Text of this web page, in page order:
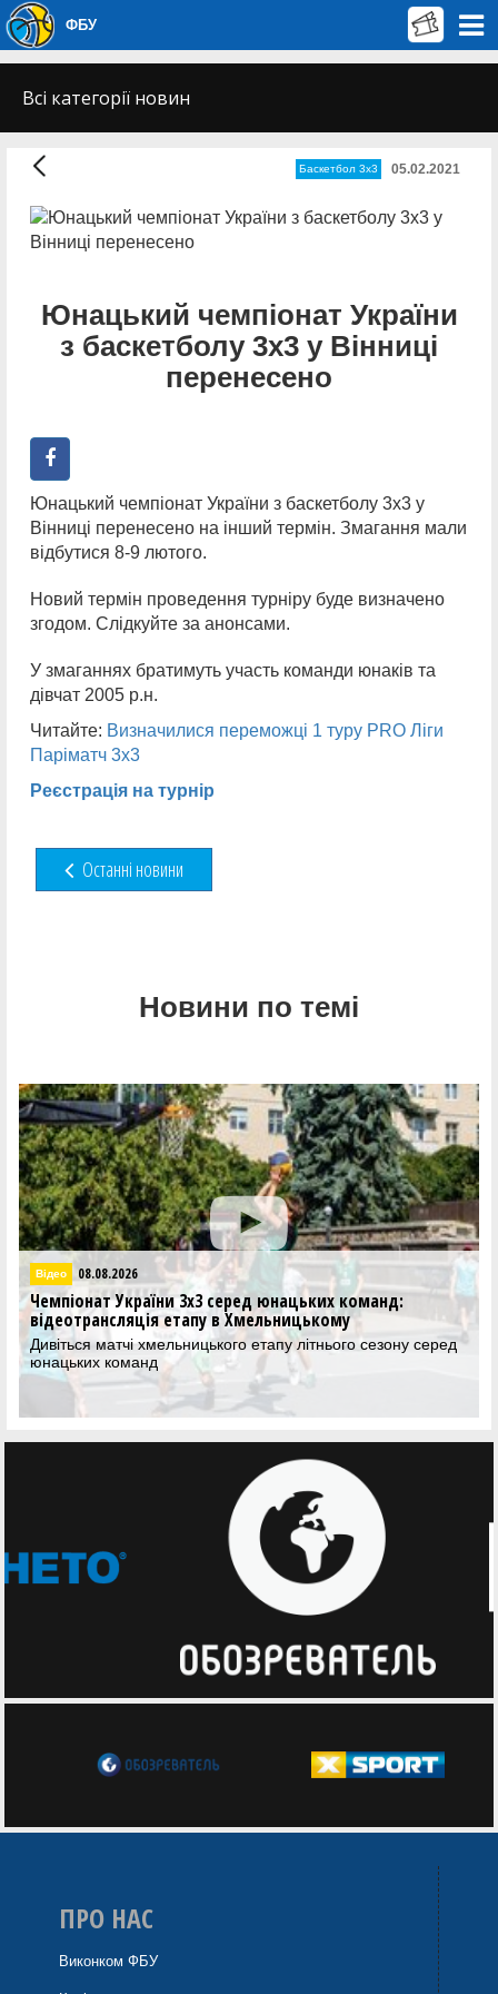
ФБУ
Всі категорії новин
Баскетбол 3х3 05.02.2021
Юнацький чемпіонат України
з баскетболу 3х3 у Вінниці
перенесено
Юнацький чемпіонат України з баскетболу 3х3 у
Вінниці перенесено на інший термін. Змагання мали
відбутися 8-9 лютого.
Новий термін проведення турніру буде визначено
згодом. Слідкуйте за анонсами.
У змаганнях братимуть участь команди юнаків та
дівчат 2005 р.н.
Читайте: Визначилися переможці 1 туру PRO Ліги
Паріматч 3х3
Реєстрація на турнір
Останні новини
Новини по темі
Відео 08.08.2026
Чемпіонат України 3х3 серед юнацьких команд:
відеотрансляція етапу в Хмельницькому
Дивіться матчі хмельницького етапу літнього сезону серед
юнацьких команд
ПРО НАС
Виконком ФБУ